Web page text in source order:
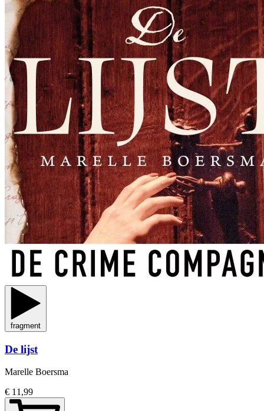
fragment
De lijst
Marelle Boersma
€ 11,99